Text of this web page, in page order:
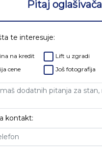
Pitaj oglašivača
te interesuje:
na kredit
cene
Lift u zgradi
Još fotografija
kontakt: